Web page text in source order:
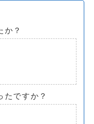
か？
たですか？